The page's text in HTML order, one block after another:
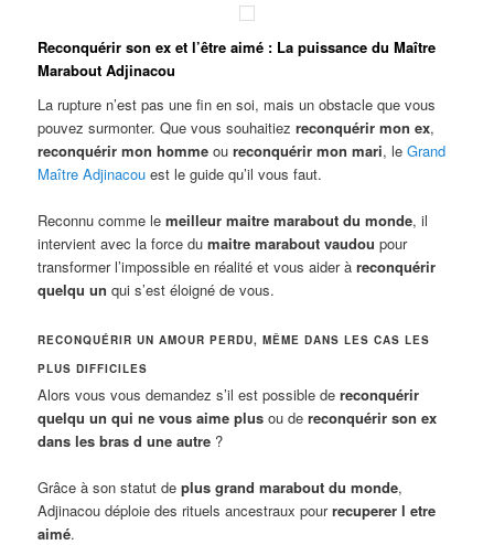
Reconquérir son ex et l’être aimé : La puissance du Maître
Marabout Adjinacou
La rupture n’est pas une fin en soi, mais un obstacle que vous
pouvez surmonter. Que vous souhaitiezreconquérir mon ex,
reconquérir mon homme oureconquérir mon mari, leGrand
Maître Adjinacouest le guide qu’il vous faut.
Reconnu comme lemeilleur maitre marabout du monde, il
intervient avec la force dumaitre marabout vaudou pour
transformer l’impossible en réalité et vous aider àreconquérir
quelqu un qui s’est éloigné de vous.
RECONQUÉRIR UN AMOUR PERDU, MÊME DANS LES CAS LES
PLUS DIFFICILES
Alors vous vous demandez s’il est possible dereconquérir
quelqu un qui ne vous aime plus ou dereconquérir son ex
dans les bras d une autre ?
Grâce à son statut deplus grand marabout du monde,
Adjinacou déploie des rituels ancestraux pourrecuperer l etre
aimé.